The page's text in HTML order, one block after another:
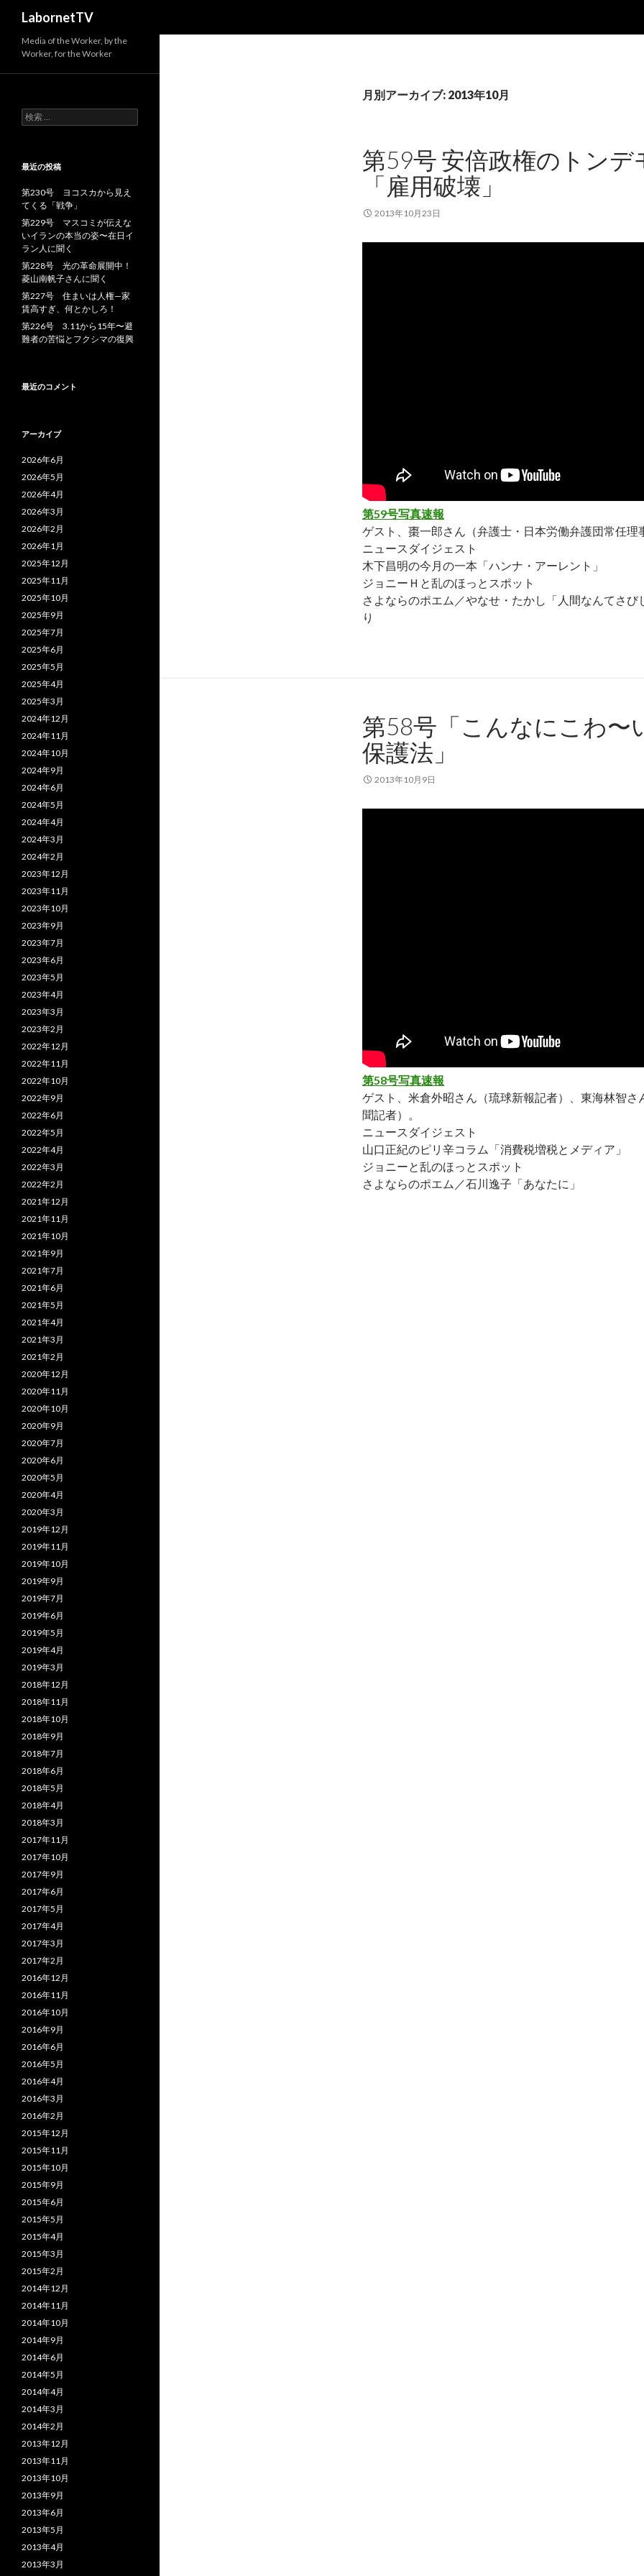
LabornetTV
月別アーカイブ: 2013年10月
第59号 安倍政権のトンデ
「雇用破壊」
2013年10月23日
第59号写真速報
ゲスト、棗一郎さん（弁護士・日本労働弁護団常任理
ニュースダイジェスト
木下昌明の今月の一本「ハンナ・アーレント」
ジョニーＨと乱のほっとスポット
さよならのポエム／やなせ・たかし「人間なんてさび
り
第58号「こんなにこわ〜
保護法」
2013年10月9日
第58号写真速報
ゲスト、米倉外昭さん（琉球新報記者）、東海林智さ
聞記者）。
ニュースダイジェスト
山口正紀のピリ辛コラム「消費税増税とメディア」
ジョニーと乱のほっとスポット
さよならのポエム／石川逸子「あなたに」
Media of the Worker, by the
Worker, for the Worker
検
索
最近の投稿
第230号 ヨコスカから見え
てくる「戦争」
第229号 マスコミが伝えな
いイランの本当の姿〜在日イ
ラン人に聞く
第228号 光の革命展開中！
菱山南帆子さんに聞く
第227号 住まいは人権—家
賃高すぎ、何とかしろ！
第226号 3.11から15年〜避
難者の苦悩とフクシマの復興
最近のコメント
アーカイブ
2026年6月
2026年5月
2026年4月
2026年3月
2026年2月
2026年1月
2025年12月
2025年11月
2025年10月
2025年9月
2025年7月
2025年6月
2025年5月
2025年4月
2025年3月
2024年12月
2024年11月
2024年10月
2024年9月
2024年6月
2024年5月
2024年4月
2024年3月
2024年2月
2023年12月
2023年11月
2023年10月
2023年9月
2023年7月
2023年6月
2023年5月
2023年4月
2023年3月
2023年2月
2022年12月
2022年11月
2022年10月
2022年9月
2022年6月
2022年5月
2022年4月
2022年3月
2022年2月
2021年12月
2021年11月
2021年10月
2021年9月
2021年7月
2021年6月
2021年5月
2021年4月
2021年3月
2021年2月
2020年12月
2020年11月
2020年10月
2020年9月
2020年7月
2020年6月
2020年5月
2020年4月
2020年3月
2019年12月
2019年11月
2019年10月
2019年9月
2019年7月
2019年6月
2019年5月
2019年4月
2019年3月
2018年12月
2018年11月
2018年10月
2018年9月
2018年7月
2018年6月
2018年5月
2018年4月
2018年3月
2017年11月
2017年10月
2017年9月
2017年6月
2017年5月
2017年4月
2017年3月
2017年2月
2016年12月
2016年11月
2016年10月
2016年9月
2016年6月
2016年5月
2016年4月
2016年3月
2016年2月
2015年12月
2015年11月
2015年10月
2015年9月
2015年6月
2015年5月
2015年4月
2015年3月
2015年2月
2014年12月
2014年11月
2014年10月
2014年9月
2014年6月
2014年5月
2014年4月
2014年3月
2014年2月
2013年12月
2013年11月
2013年10月
2013年9月
2013年6月
2013年5月
2013年4月
2013年3月